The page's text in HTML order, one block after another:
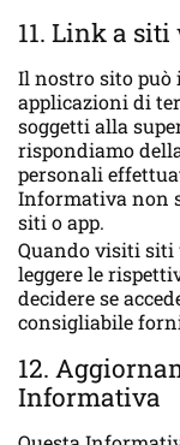
11. Link a
Il nostro sito può
applicazioni di
soggetti alla
rispondiamo
personali
Informativa non
siti o app.
Quando visiti siti
leggere le
decidere se
consigliabile
12.
Informativa